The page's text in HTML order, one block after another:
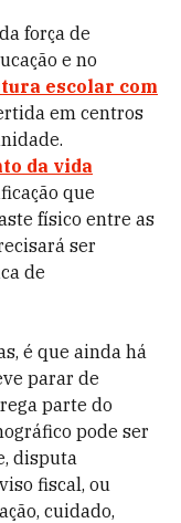
força de
e no
escolar com
em centros
da vida
que
físico entre as
ser
de
é que ainda há
parar de
parte do
pode ser
disputa
fiscal, ou
cuidado,